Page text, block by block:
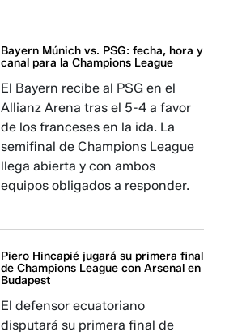
Bayern Múnich vs. PSG: fecha, hora y
canal para la Champions League
El Bayern recibe al PSG en el
Allianz Arena tras el 5-4 a favor
de los franceses en la ida. La
semifinal de Champions League
llega abierta y con ambos
equipos obligados a responder.
Piero Hincapié jugará su primera final
de Champions League con Arsenal en
Budapest
El defensor ecuatoriano
disputará su primera final de